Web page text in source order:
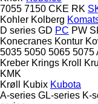
7055 7150 CKE RK
Kohler Kolberg
D series GD PC PW
Konecranes Kontur
5035 5050 5065 5075
Kreber Krings Kroll
KMK
Krøll
Kubix Kubota
A-series GL-series K-